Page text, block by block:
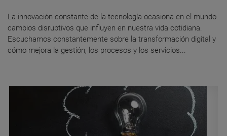
La innovación constante de la tecnología ocasiona en el mundo
cambios disruptivos que influyen en nuestra vida cotidiana.
Escuchamos constantemente sobre la transformación digital y
cómo mejora la gestión, los procesos y los servicios...